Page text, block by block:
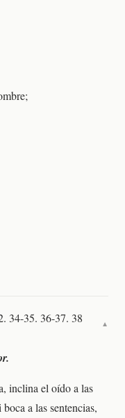
34-35. 36-37. 38
▼
inclina el oído a las
a las sentencias,